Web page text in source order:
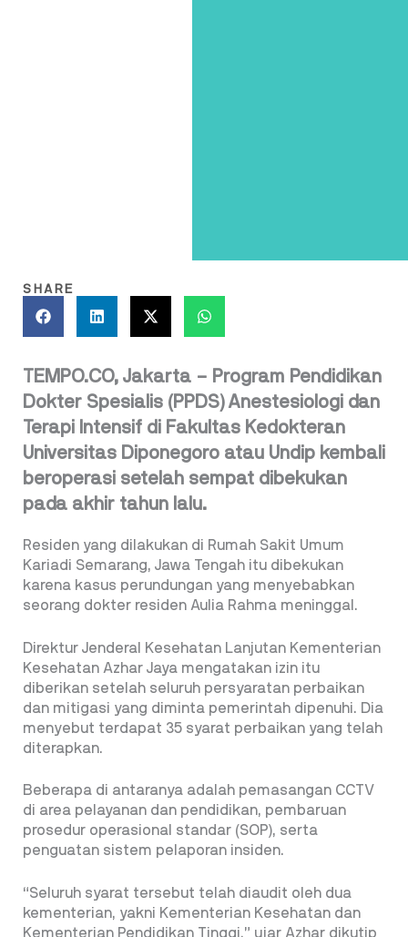
SHARE
TEMPO.CO, Jakarta – Program Pendidikan
Dokter Spesialis (PPDS) Anestesiologi dan
Terapi Intensif di Fakultas Kedokteran
Universitas Diponegoro atau Undip kembali
beroperasi setelah sempat dibekukan
pada akhir tahun lalu.
Residen yang dilakukan di Rumah Sakit Umum
Kariadi Semarang, Jawa Tengah itu dibekukan
karena kasus perundungan yang menyebabkan
seorang dokter residen Aulia Rahma meninggal.
Direktur Jenderal Kesehatan Lanjutan Kementerian
Kesehatan Azhar Jaya mengatakan izin itu
diberikan setelah seluruh persyaratan perbaikan
dan mitigasi yang diminta pemerintah dipenuhi. Dia
menyebut terdapat 35 syarat perbaikan yang telah
diterapkan.
Beberapa di antaranya adalah pemasangan CCTV
di area pelayanan dan pendidikan, pembaruan
prosedur operasional standar (SOP), serta
penguatan sistem pelaporan insiden.
“Seluruh syarat tersebut telah diaudit oleh dua
kementerian, yakni Kementerian Kesehatan dan
Kementerian Pendidikan Tinggi,” ujar Azhar dikutip